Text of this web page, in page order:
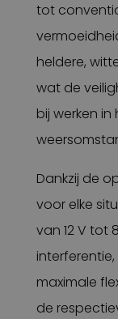
tot
heldere,
wat de
bij werken
Dankzij de
voor elke
van 12 V tot
maximale
de